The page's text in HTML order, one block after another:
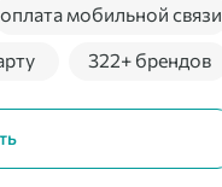
оплата мобильной связи
322+ брендов